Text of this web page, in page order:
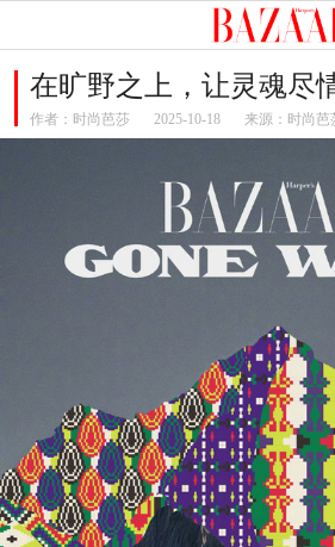
在旷野之上，让灵魂尽
作者： 时尚芭莎 2025-10-18 来源：时尚芭